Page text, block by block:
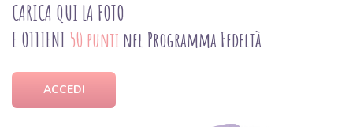
CARICA QUI LA FOTO
E OTTIENI 50 punti nel Programma Fedeltà
ACCEDI